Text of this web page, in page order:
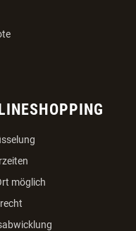
möglich